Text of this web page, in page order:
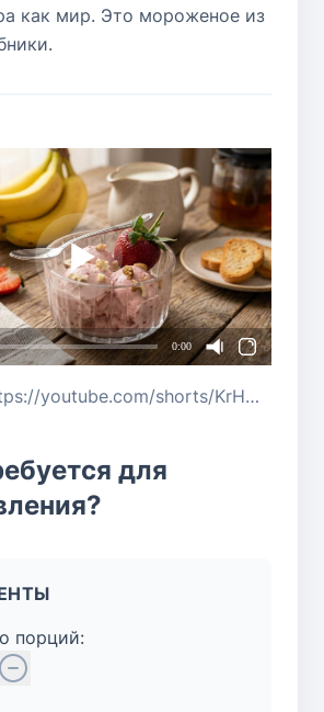
как мир. Это мороженое из
0:00
Источник: https://youtube.com/shorts/KrHNMnn84Fs?si=vUoDzT8VgD5i-wS7
для
порций: